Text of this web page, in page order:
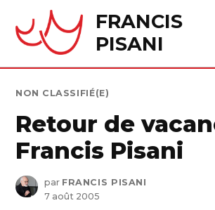
content
FRANCIS
PISANI
PUBLIÉ
NON CLASSIFIÉ(E)
Retour de
Francis Pisani
par FRANCIS PISANI
7 août 2005